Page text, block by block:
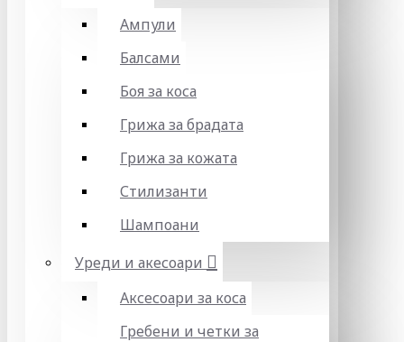
Ампули
Балсами
Боя за коса
Грижа за брадата
Грижа за кожата
Стилизанти
Шампоани
Уреди и акесоари
Аксесоари за коса
Гребени и четки за